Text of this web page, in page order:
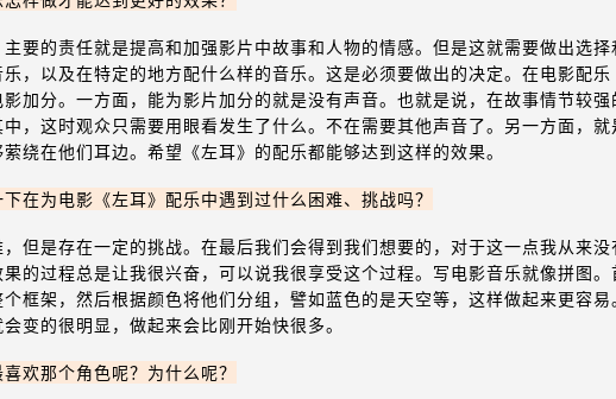
要的责任就是提高和加强影片中故事和人物的情感。但是这就需要做出选择
，以及在特定的地方配什么样的音乐。这是必须要做出的决定。在电影配乐
加分。一方面，能为影片加分的就是没有声音。也就是说，在故事情节较强
，这时观众只需要用眼看发生了什么。不在需要其他声音了。另一方面，就
绕在他们耳边。希望《左耳》的配乐都能够达到这样的效果。
在为电影《左耳》配乐中遇到过什么困难、挑战吗？
但是存在一定的挑战。在最后我们会得到我们想要的，对于这一点我从来没
的过程总是让我很兴奋，可以说我很享受这个过程。写电影音乐就像拼图。
框架，然后根据颜色将他们分组，譬如蓝色的是天空等，这样做起来更容易
变的很明显，做起来会比刚开始快很多。
欢那个角色呢？为什么呢？